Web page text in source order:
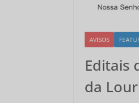
AVISOS
Editais
da